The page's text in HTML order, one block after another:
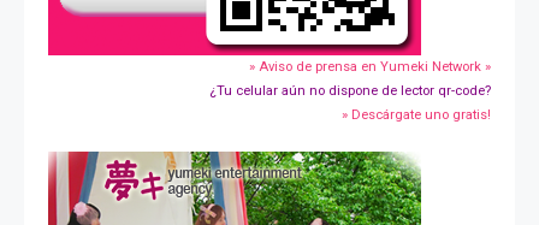
» Aviso de prensa en Yumeki Network »
¿Tu celular aún no dispone de lector qr-code?
» Descárgate uno gratis!